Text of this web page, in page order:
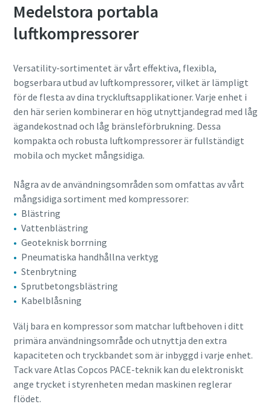
Medelstora portabla
luftkompressorer
Versatility-sortimentet är vårt effektiva, flexibla,
bogserbara utbud av luftkompressorer, vilket är lämpligt
för de flesta av dina tryckluftsapplikationer. Varje enhet i
den här serien kombinerar en hög utnyttjandegrad med låg
ägandekostnad och låg bränsleförbrukning. Dessa
kompakta och robusta luftkompressorer är fullständigt
mobila och mycket mångsidiga.
Några av de användningsområden som omfattas av vårt
mångsidiga sortiment med kompressorer:
Blästring
Vattenblästring
Geoteknisk borrning
Pneumatiska handhållna verktyg
Stenbrytning
Sprutbetongsblästring
Kabelblåsning
Välj bara en kompressor som matchar luftbehoven i ditt
primära användningsområde och utnyttja den extra
kapaciteten och tryckbandet som är inbyggd i varje enhet.
Tack vare Atlas Copcos PACE-teknik kan du elektroniskt
ange trycket i styrenheten medan maskinen reglerar
flödet.